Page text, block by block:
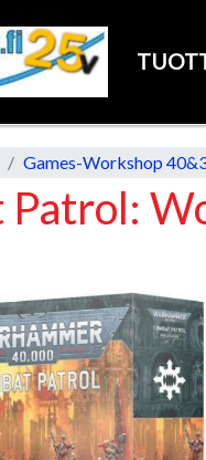
Games-Workshop